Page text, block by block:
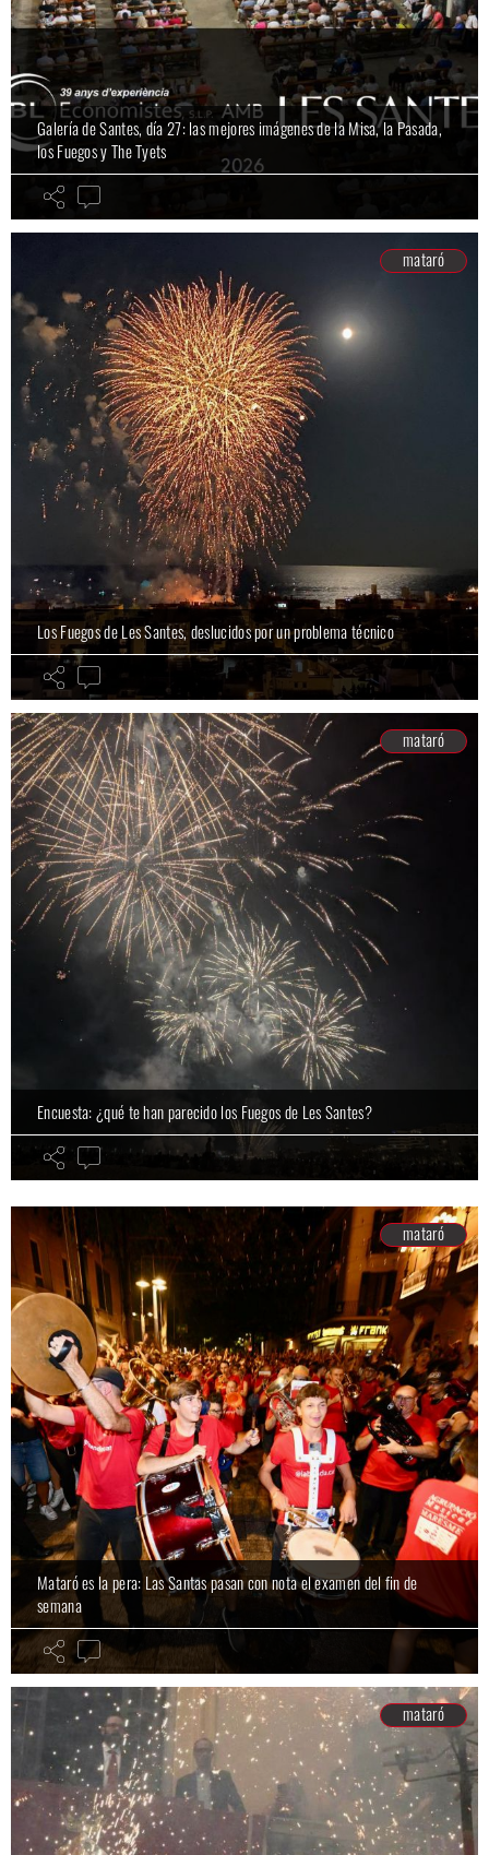
Galería de Santes, día 27: las mejores imágenes de la Misa, la Pasada,
los Fuegos y The Tyets
mataró
Los Fuegos de Les Santes, deslucidos por un problema técnico
mataró
Encuesta: ¿qué te han parecido los Fuegos de Les Santes?
mataró
Mataró es la pera: Las Santas pasan con nota el examen del fin de
semana
mataró